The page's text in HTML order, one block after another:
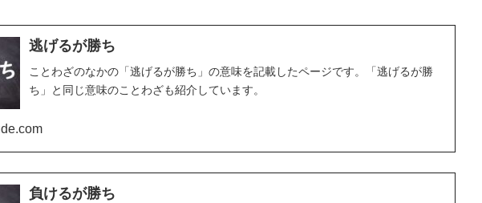
逃げるが勝ち
ことわざのなかの「逃げるが勝ち」の意味を記載したページです。「逃げるが勝
ち」と同じ意味のことわざも紹介しています。
負けるが勝ち